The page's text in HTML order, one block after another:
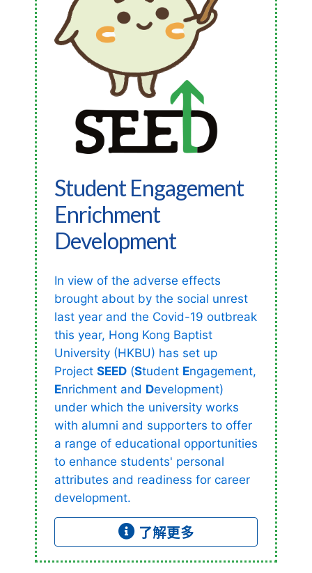
Student Engagement
Enrichment
Development
In view of the adverse effects
brought about by the social unrest
last year and the Covid-19 outbreak
this year, Hong Kong Baptist
University (HKBU) has set up
Project SEED (Student Engagement,
Enrichment and Development)
under which the university works
with alumni and supporters to offer
a range of educational opportunities
to enhance students' personal
attributes and readiness for career
development.
了解更多